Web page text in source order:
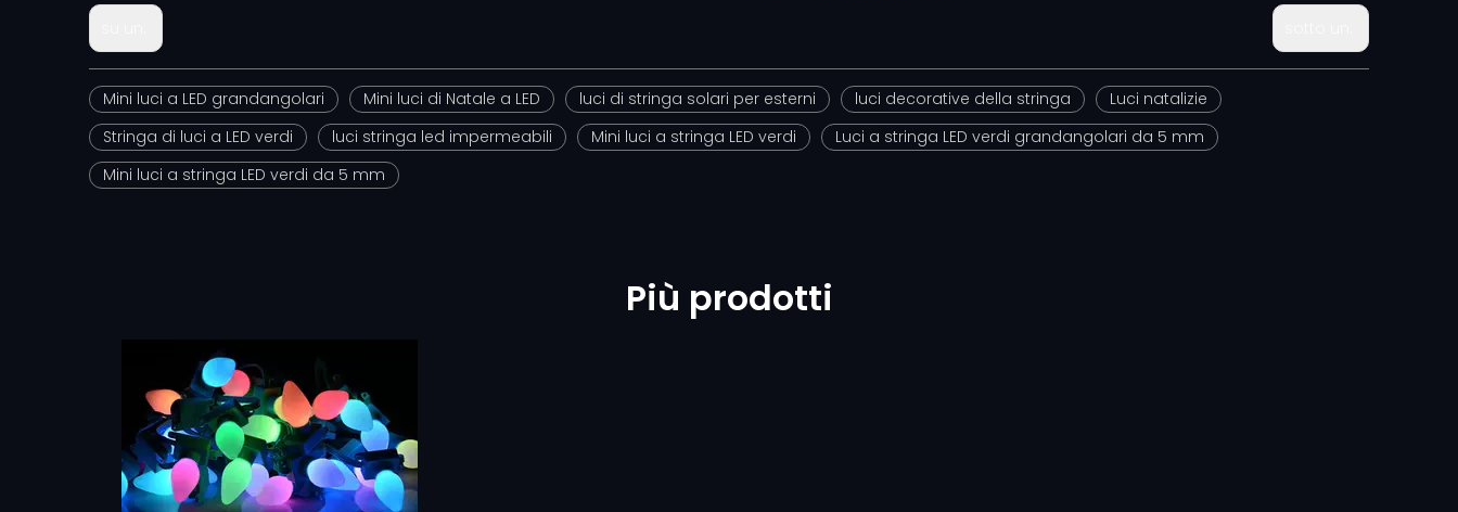
Mini luci a LED grandangolari Mini luci di Natale a LED luci di stringa solari per esterni luci decorative della stringa
Luci natalizie
Stringa di luci a LED verdi
luci stringa led impermeabili Mini luci a stringa LED verdi
Luci a stringa LED verdi grandangolari da 5 mm
Mini luci a stringa LED verdi da 5 mm
Più prodotti